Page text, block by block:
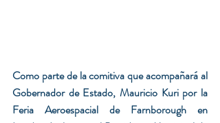
Como parte de la comitiva que acompañará al
Gobernador de Estado, Mauricio Kuri por la
Feria Aeroespacial de Farnborough en